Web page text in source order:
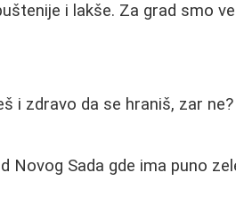
i lakše. Za grad smo
i zdravo da se hraniš, zar
Novog Sada gde ima puno